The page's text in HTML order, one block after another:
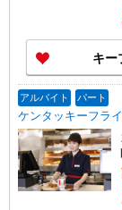
キー
アルバイト パート
ケンタッキーフラ